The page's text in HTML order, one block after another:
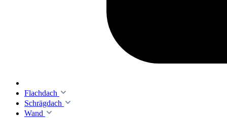
Flachdach
Schrägdach
Wand